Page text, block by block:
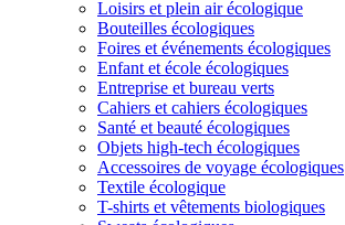
Loisirs et plein air écologique
Bouteilles écologiques
Foires et événements écologiques
Enfant et école écologiques
Entreprise et bureau verts
Cahiers et cahiers écologiques
Santé et beauté écologiques
Objets high-tech écologiques
Accessoires de voyage écologiques
Textile écologique
T-shirts et vêtements biologiques